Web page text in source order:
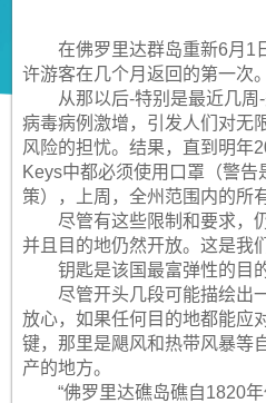
在佛罗里达群岛重新6月1
许游客在几个月返回的第一次。
从那以后-特别是最近几
病毒病例激增，引发人们对无
风险的担忧。结果，直到明年
Keys中都必须使用口罩（警告
策），上周，全州范围内的所
尽管有这些限制和要求，
并且目的地仍然开放。这是我
钥匙是该国最富弹性的目
尽管开头几段可能描绘出
放心，如果任何目的地都能应
键，那里是飓风和热带风暴等
产的地方。
“佛罗里达礁岛礁自1820